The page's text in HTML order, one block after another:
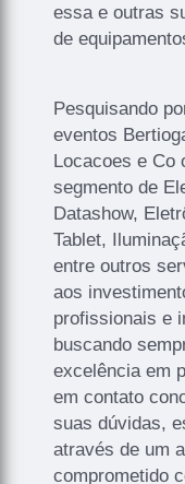
essa e outras
de
Pesquisando
eventos
Locacoes e Co
segmento de
Datashow,
Tablet,
entre outros
aos
profissionais e
buscando
excelência em
em contato
suas dúvidas,
através de um
comprometido